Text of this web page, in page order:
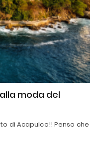
moda del
di Acapulco!! Penso che